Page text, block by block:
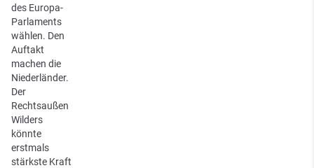
des Europa-
Parlaments
wählen. Den
Auftakt
machen die
Niederländer.
Der
Rechtsaußen
Wilders
könnte
erstmals
stärkste Kraft